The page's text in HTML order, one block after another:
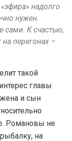
надолго
нужен.
сами. К счастью,
на перегонах –
такой
главы
жена и сын
Романовы не
на